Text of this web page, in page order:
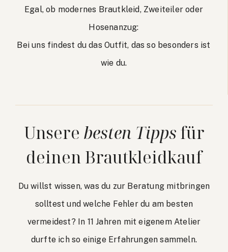
Egal, ob modernes Brautkleid, Zweiteiler oder
Hosenanzug:
Bei uns findest du das Outfit, das so besonders ist
wie du.
Unsere besten Tipps für
deinen Brautkleidkauf
Du willst wissen, was du zur Beratung mitbringen
solltest und welche Fehler du am besten
vermeidest? In 11 Jahren mit eigenem Atelier
durfte ich so einige Erfahrungen sammeln.